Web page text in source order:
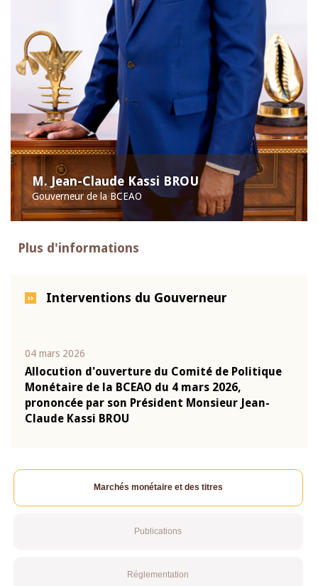
M. Jean-Claude Kassi BROU
Gouverneur de la BCEAO
Plus d'informations
Interventions du Gouverneur
04 mars 2026
Allocution d'ouverture du Comité de Politique
Monétaire de la BCEAO du 4 mars 2026,
prononcée par son Président Monsieur Jean-
Claude Kassi BROU
Marchés monétaire et des titres
Publications
Réglementation